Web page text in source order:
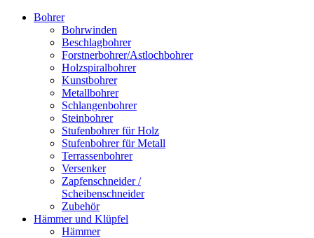
Bohrer
Bohrwinden
Beschlagbohrer
Forstnerbohrer/Astlochbohrer
Holzspiralbohrer
Kunstbohrer
Metallbohrer
Schlangenbohrer
Steinbohrer
Stufenbohrer für Holz
Stufenbohrer für Metall
Terrassenbohrer
Versenker
Zapfenschneider /
Scheibenschneider
Zubehör
Hämmer und Klüpfel
Hämmer